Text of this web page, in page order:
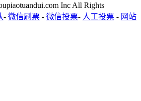
Inc All Rights
- 微信刷票 - 微信投票- 人工投票 - 网站